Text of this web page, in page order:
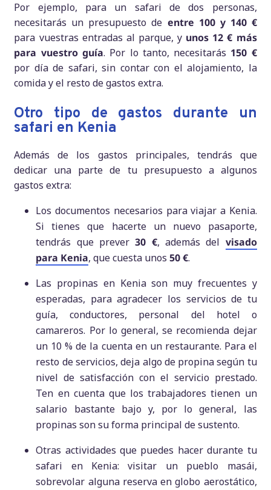
Por ejemplo, para un safari de dos personas,
necesitarás un presupuesto de entre 100 y 140 €
para vuestras entradas al parque, y unos 12 € más
para vuestro guía. Por lo tanto, necesitarás 150 €
por día de safari, sin contar con el alojamiento, la
comida y el resto de gastos extra.
Otro tipo de gastos durante un
safari en Kenia
Además de los gastos principales, tendrás que
dedicar una parte de tu presupuesto a algunos
gastos extra:
Los documentos necesarios para viajar a Kenia.
Si tienes que hacerte un nuevo pasaporte,
tendrás que prever30 €, además del visado
para Kenia, que cuesta unos50 €.
Las propinas en Kenia son muy frecuentes y
esperadas, para agradecer los servicios de tu
guía, conductores, personal del hotel o
camareros. Por lo general, se recomienda dejar
un 10 % de la cuenta en un restaurante. Para el
resto de servicios, deja algo de propina según tu
nivel de satisfacción con el servicio prestado.
Ten en cuenta que los trabajadores tienen un
salario bastante bajo y, por lo general, las
propinas son su forma principal de sustento.
Otras actividades que puedes hacer durante tu
safari en Kenia: visitar un pueblo masái,
sobrevolar alguna reserva en globo aerostático,